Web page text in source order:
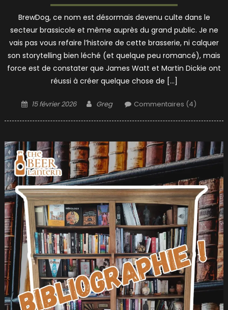
BrewDog, ce nom est désormais devenu culte dans le
secteur brassicole et même auprès du grand public. Je ne
vais pas vous refaire l’histoire de cette brasserie, ni calquer
son storytelling bien léché (et quelque peu romancé), mais
force est de constater que James Watt et Martin Dickie ont
réussi à créer quelque chose de […]
Posted
15 février 2026 Author
Greg Commentaires (4)